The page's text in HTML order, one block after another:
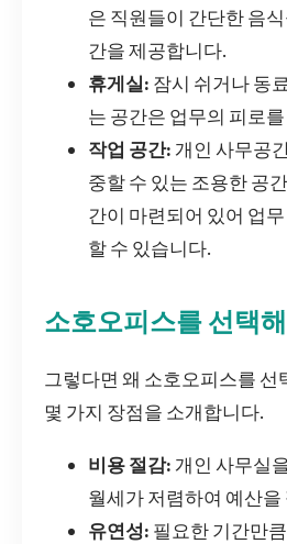
은 직원들이 간단한 음
간을 제공합니다.
휴게실: 잠시 쉬거나 동
는 공간은 업무의 피로
작업 공간: 개인 사무공
중할 수 있는 조용한 공
간이 마련되어 있어 업
할 수 있습니다.
소호오피스를 선택
그렇다면 왜 소호오피스를 선
몇 가지 장점을 소개합니다.
비용 절감: 개인 사무실
월세가 저렴하여 예산
유연성: 필요한 기간만